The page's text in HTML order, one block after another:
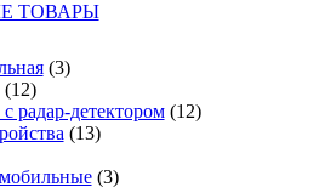
ТОВАРЫ
(3)
(12)
радар-детектором (12)
(13)
(3)